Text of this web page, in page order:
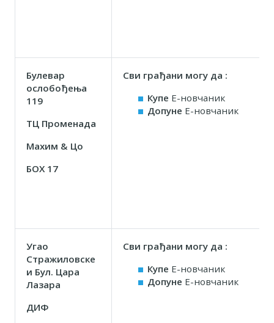
Булевар
ослобођења
119
ТЦ Променада
Маxим & Цо
БОX 17
Сви грађани могу да :
Купе Е-новчаник
Допуне Е-новчаник
Угао
Стражиловске
и Бул. Цара
Лазара
ДИФ
Сви грађани могу да :
Купе Е-новчаник
Допуне Е-новчаник